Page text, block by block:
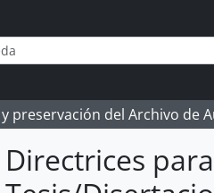
preservación del Archivo de
Directrices